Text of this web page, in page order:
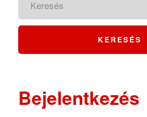
Bejelentkezés